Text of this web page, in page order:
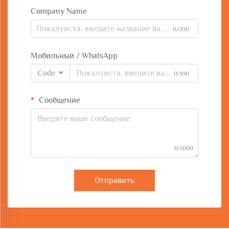
Company Name
0/200
Мобильный / WhatsApp
Code
0/100
Сообщение
0/1000
Отправить